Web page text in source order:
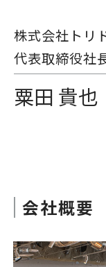
株式会社トリ
代表取締役社
粟⽥ 貴也
会社概要